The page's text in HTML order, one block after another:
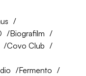
Biografilm
Covo Club
Fermento